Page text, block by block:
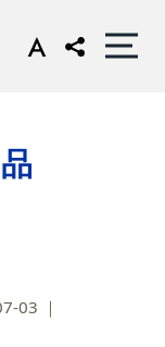
03